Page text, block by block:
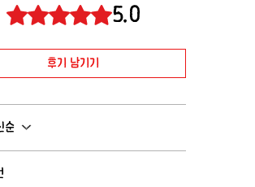
불은 어려우니 양해 부탁드립니다.
별점 5점 중 5점을 주었습니다.
5.0
후기 남기기
순